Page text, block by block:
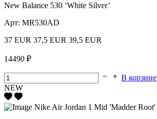
New Balance 530 ‘White Silver’
Арт: MR530AD
37 EUR 37,5 EUR 39,5 EUR
14490 ₽
В корзине
NEW